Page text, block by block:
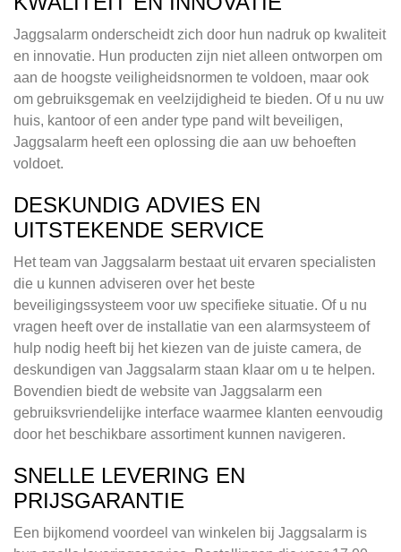
Jaggsalarm onderscheidt zich door hun nadruk op kwaliteit
en innovatie. Hun producten zijn niet alleen ontworpen om
aan de hoogste veiligheidsnormen te voldoen, maar ook
om gebruiksgemak en veelzijdigheid te bieden. Of u nu uw
huis, kantoor of een ander type pand wilt beveiligen,
Jaggsalarm heeft een oplossing die aan uw behoeften
voldoet.
DESKUNDIG ADVIES EN
UITSTEKENDE SERVICE
Het team van Jaggsalarm bestaat uit ervaren specialisten
die u kunnen adviseren over het beste
beveiligingssysteem voor uw specifieke situatie. Of u nu
vragen heeft over de installatie van een alarmsysteem of
hulp nodig heeft bij het kiezen van de juiste camera, de
deskundigen van Jaggsalarm staan klaar om u te helpen.
Bovendien biedt de website van Jaggsalarm een
gebruiksvriendelijke interface waarmee klanten eenvoudig
door het beschikbare assortiment kunnen navigeren.
SNELLE LEVERING EN
PRIJSGARANTIE
Een bijkomend voordeel van winkelen bij Jaggsalarm is